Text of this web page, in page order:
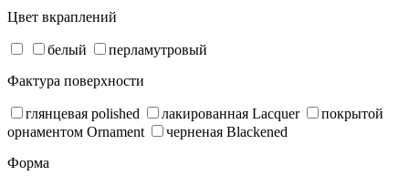
Цвет вкраплений
белый
перламутровый
Фактура поверхности
глянцевая polished лакированная Lacquer
покрытой
орнаментом Ornament
черненая Blackened
Форма